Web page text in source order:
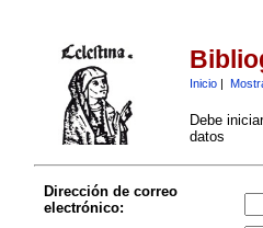
Inicio|
Debe
datos
Dirección de correo
electrónico: